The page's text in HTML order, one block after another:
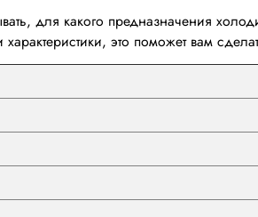
для какого предназначения
это поможет вам